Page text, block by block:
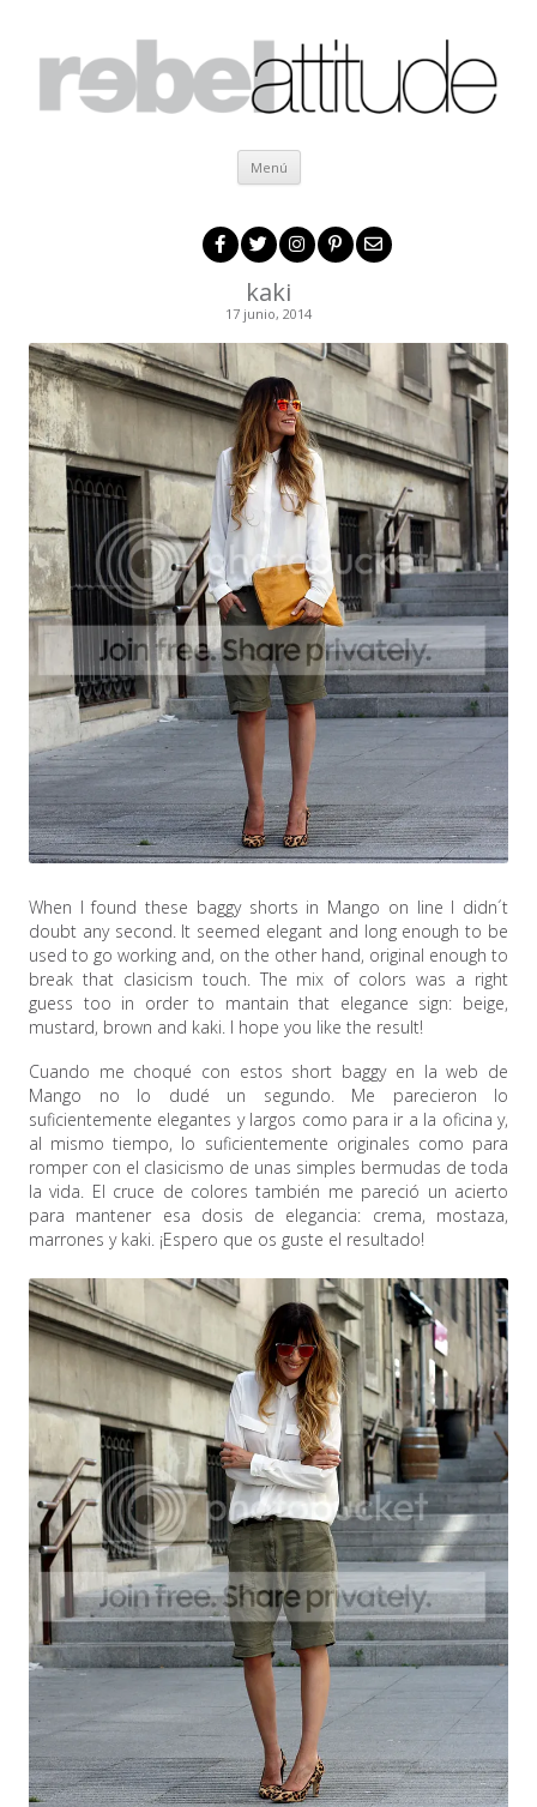
Menú Ir al contenido
kaki
17 junio, 2014
When I found these baggy shorts in Mango on line I didn´t
doubt any second. It seemed elegant and long enough to be
used to go working and, on the other hand, original enough to
break that clasicism touch. The mix of colors was a right
guess too in order to mantain that elegance sign: beige,
mustard, brown and kaki. I hope you like the result!
Cuando me choqué con estos short baggy en la web de
Mango no lo dudé un segundo. Me parecieron lo
suficientemente elegantes y largos como para ir a la oficina y,
al mismo tiempo, lo suficientemente originales como para
romper con el clasicismo de unas simples bermudas de toda
la vida. El cruce de colores también me pareció un acierto
para mantener esa dosis de elegancia: crema, mostaza,
marrones y kaki. ¡Espero que os guste el resultado!